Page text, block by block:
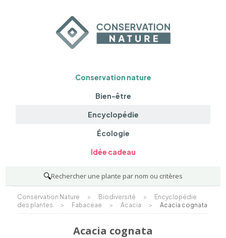
Conservation nature
Bien-être
Encyclopédie
Écologie
Idée cadeau
🔍Rechercher une plante par nom ou critères
Conservation Nature > Biodiversité >
Encyclopédie
des plantes
> Fabaceae > Acacia > Acacia cognata
Acacia cognata